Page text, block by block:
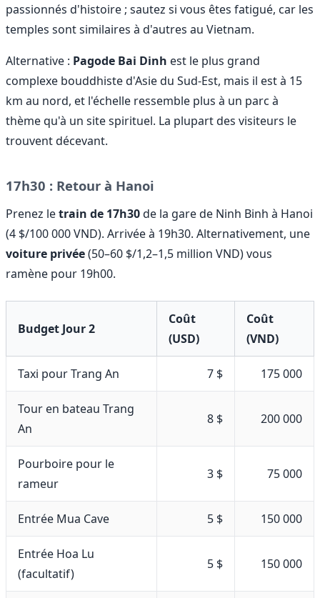
passionnés d'histoire ; sautez si vous êtes fatigué, car les
temples sont similaires à d'autres au Vietnam.
Alternative : Pagode Bai Dinh est le plus grand
complexe bouddhiste d'Asie du Sud-Est, mais il est à 15
km au nord, et l'échelle ressemble plus à un parc à
thème qu'à un site spirituel. La plupart des visiteurs le
trouvent décevant.
17h30 : Retour à Hanoi
Prenez letrain de 17h30de la gare de Ninh Binh à Hanoi
(4 $/100 000 VND). Arrivée à 19h30. Alternativement, une
voiture privée(50–60 $/1,2–1,5 million VND) vous
ramène pour 19h00.
Budget Jour 2
Coût
(USD)
Coût
(VND)
Taxi pour Trang An 7 $ 175 000
Tour en bateau Trang
An
8 $ 200 000
Pourboire pour le
rameur
3 $ 75 000
Entrée Mua Cave 5 $ 150 000
Entrée Hoa Lu
(facultatif)
5 $ 150 000